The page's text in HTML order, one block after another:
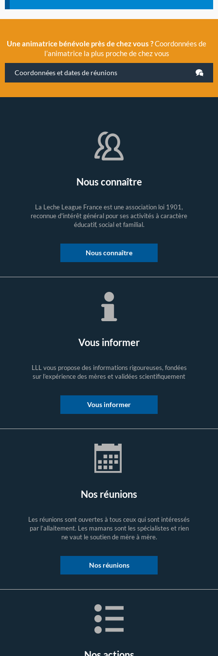
Une animatrice bénévole près de chez vous ?Coordonnées de
l’animatrice la plus proche de chez vous
Coordonnées et dates de réunions
Nous connaître
La Leche League France est une association loi 1901,
reconnue d'intérêt général pour ses activités à caractère
éducatif, social et familial.
Nous connaître
Vous informer
LLL vous propose des informations rigoureuses, fondées
sur l’expérience des mères et validées scientifiquement
Vous informer
Nos réunions
Les réunions sont ouvertes à tous ceux qui sont intéressés
par l’allaitement. Les mamans sont les spécialistes et rien
ne vaut le soutien de mère à mère.
Nos réunions